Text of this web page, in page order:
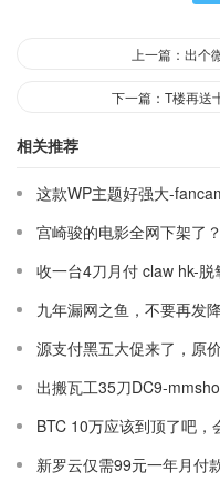
上一篇：出个
下一篇：T楼再送
相关推荐
这款WP主题好强大-
宫崎骏的电影全网下架了
收一台4刀月付 claw hk-脱
九年漏网之鱼，不要再发
源支付黑五大促来了，原
出搬瓦工35刀DC9-
BTC 10万应该到顶了吧
新罗云仅需99元一年月付